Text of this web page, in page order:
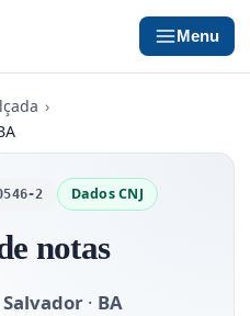
Menu
›
2 Dados CNJ
notas
Salvador · BA